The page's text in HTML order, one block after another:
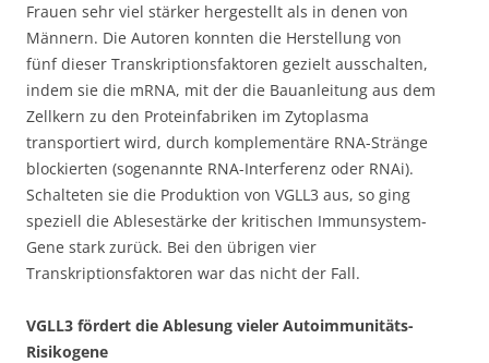
Frauen sehr viel stärker hergestellt als in denen von
Männern. Die Autoren konnten die Herstellung von
fünf dieser Transkriptionsfaktoren gezielt ausschalten,
indem sie die mRNA, mit der die Bauanleitung aus dem
Zellkern zu den Proteinfabriken im Zytoplasma
transportiert wird, durch komplementäre RNA-Stränge
blockierten (sogenannte RNA-Interferenz oder RNAi).
Schalteten sie die Produktion von VGLL3 aus, so ging
speziell die Ablesestärke der kritischen Immunsystem-
Gene stark zurück. Bei den übrigen vier
Transkriptionsfaktoren war das nicht der Fall.
VGLL3 fördert die Ablesung vieler Autoimmunitäts-
Risikogene